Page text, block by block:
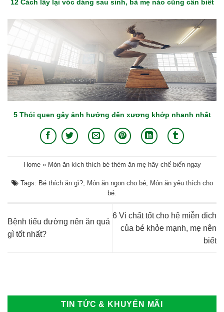
12 Cách lấy lại vóc dáng sau sinh, bà mẹ nào cũng cần biết
5 Thói quen gây ảnh hưởng đến xương khớp nhanh nhất
Home» Món ăn kích thích bé thèm ăn mẹ hãy chế biến ngay
Tags: Bé thích ăn gì?, Món ăn ngon cho bé, Món ăn yêu thích cho
bé.
Bệnh tiểu đường nên ăn quả
gì tốt nhất?
6 Vi chất tốt cho hệ miễn dịch
của bé khỏe mạnh, mẹ nên
biết
TIN TỨC & KHUYẾN MÃI